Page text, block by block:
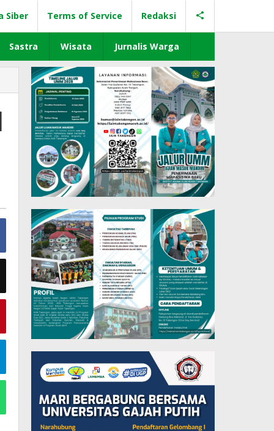
Siber Terms of Service Redaksi
Sastra Wisata Jurnalis Warga